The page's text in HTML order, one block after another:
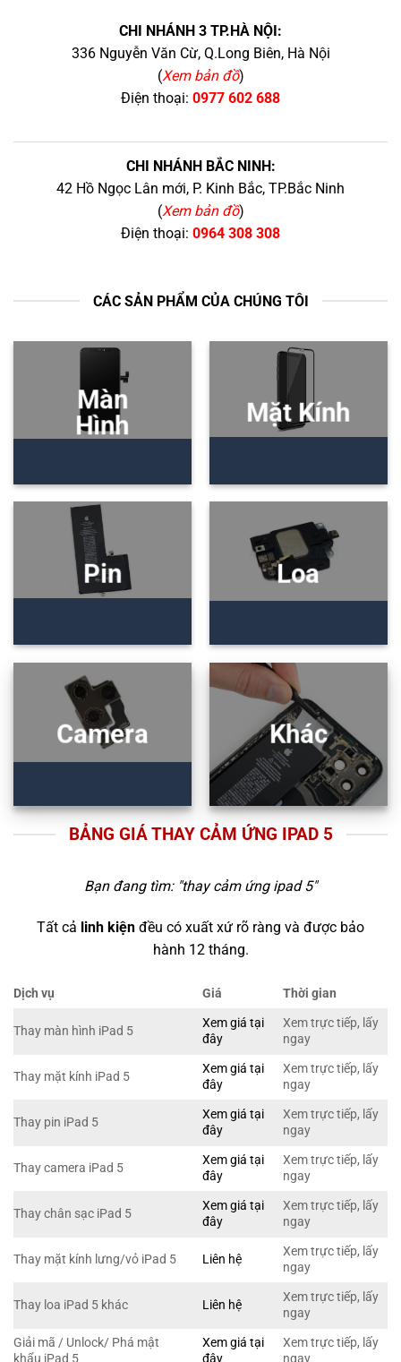
CHI NHÁNH 3 TP.HÀ NỘI:
336 Nguyễn Văn Cừ, Q.Long Biên, Hà Nội
(Xem bản đồ)
Điện thoại: 0977 602 688
CHI NHÁNH BẮC NINH:
42 Hồ Ngọc Lân mới, P. Kinh Bắc, TP.Bắc Ninh
(Xem bản đồ)
Điện thoại: 0964 308 308
CÁC SẢN PHẨM CỦA CHÚNG TÔI
Màn
Hình
Mặt Kính
Pin Loa
Camera Khác
BẢNG GIÁ THAY CẢM ỨNG IPAD 5
Bạn đang tìm: "thay cảm ứng ipad 5"
Tất cả linh kiện đều có xuất xứ rõ ràng và được bảo
hành 12 tháng.
Dịch vụ Giá Thời gian
Thay màn hình iPad 5
Xem giá tại
đây
Xem trực tiếp, lấy
ngay
Thay mặt kính iPad 5
Xem giá tại
đây
Xem trực tiếp, lấy
ngay
Thay pin iPad 5
Xem giá tại
đây
Xem trực tiếp, lấy
ngay
Thay camera iPad 5
Xem giá tại
đây
Xem trực tiếp, lấy
ngay
Thay chân sạc iPad 5
Xem giá tại
đây
Xem trực tiếp, lấy
ngay
Thay mặt kính lưng/vỏ iPad 5 Liên hệ
Xem trực tiếp, lấy
ngay
Thay loa iPad 5 khác Liên hệ
Xem trực tiếp, lấy
ngay
Giải mã / Unlock/ Phá mật
khẩu iPad 5
Xem giá tại
đây
Xem trực tiếp, lấy
ngay